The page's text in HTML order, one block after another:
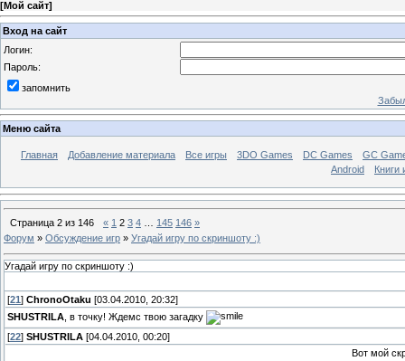
[Мой сайт]
Вход на сайт
Логин:
Пароль:
запомнить
Меню сайта
Главная Добавление материала Все игры 3DO Games DC Games
GC
Android
Книги
Страница 2 из 146 « 1 2 3 4 145 146 »
Форум » Обсуждение игр » Угадай игру по скриншоту :)
Угадай игру по скриншоту :)
[21 ] ChronoOtaku [03.04.2010, 20:32]
SHUSTRILA , в точку! Ждемс твою загадку
[22] SHUSTRILA [04.04.2010, 00:20]
Вот мой